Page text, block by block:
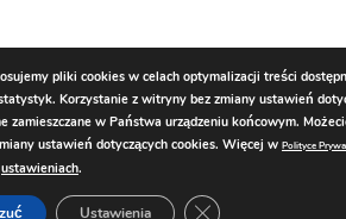
pliki cookies w celach optymalizacji treści
Korzystanie z witryny bez zmiany ustawień
zamieszczane w Państwa urządzeniu końcowym.
ustawień dotyczących cookies. Więcej w Polityce
ustawieniach.
Ustawienia Zamknij panel